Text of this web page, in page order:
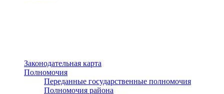
Законодательная карта
Полномочия
Переданные государственные полномочия
Полномочия района